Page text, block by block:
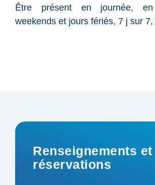
Être présent en journée,
weekends et jours fériés, 7 j sur
Renseignements et
réservations